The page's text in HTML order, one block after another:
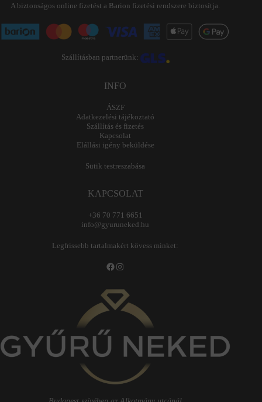
A biztonságos online fizetést a Barion fizetési rendszere biztosítja.
Szállításban partnerünk:
INFO
ÁSZF
Adatkezelési tájékoztató
Szállítás és fizetés
Kapcsolat
Elállási igény beküldése
Sütik testreszabása
KAPCSOLAT
+36 70 771 6651
info@gyuruneked.hu
Legfrissebb tartalmakért kövess minket:
Facebook
Instagram